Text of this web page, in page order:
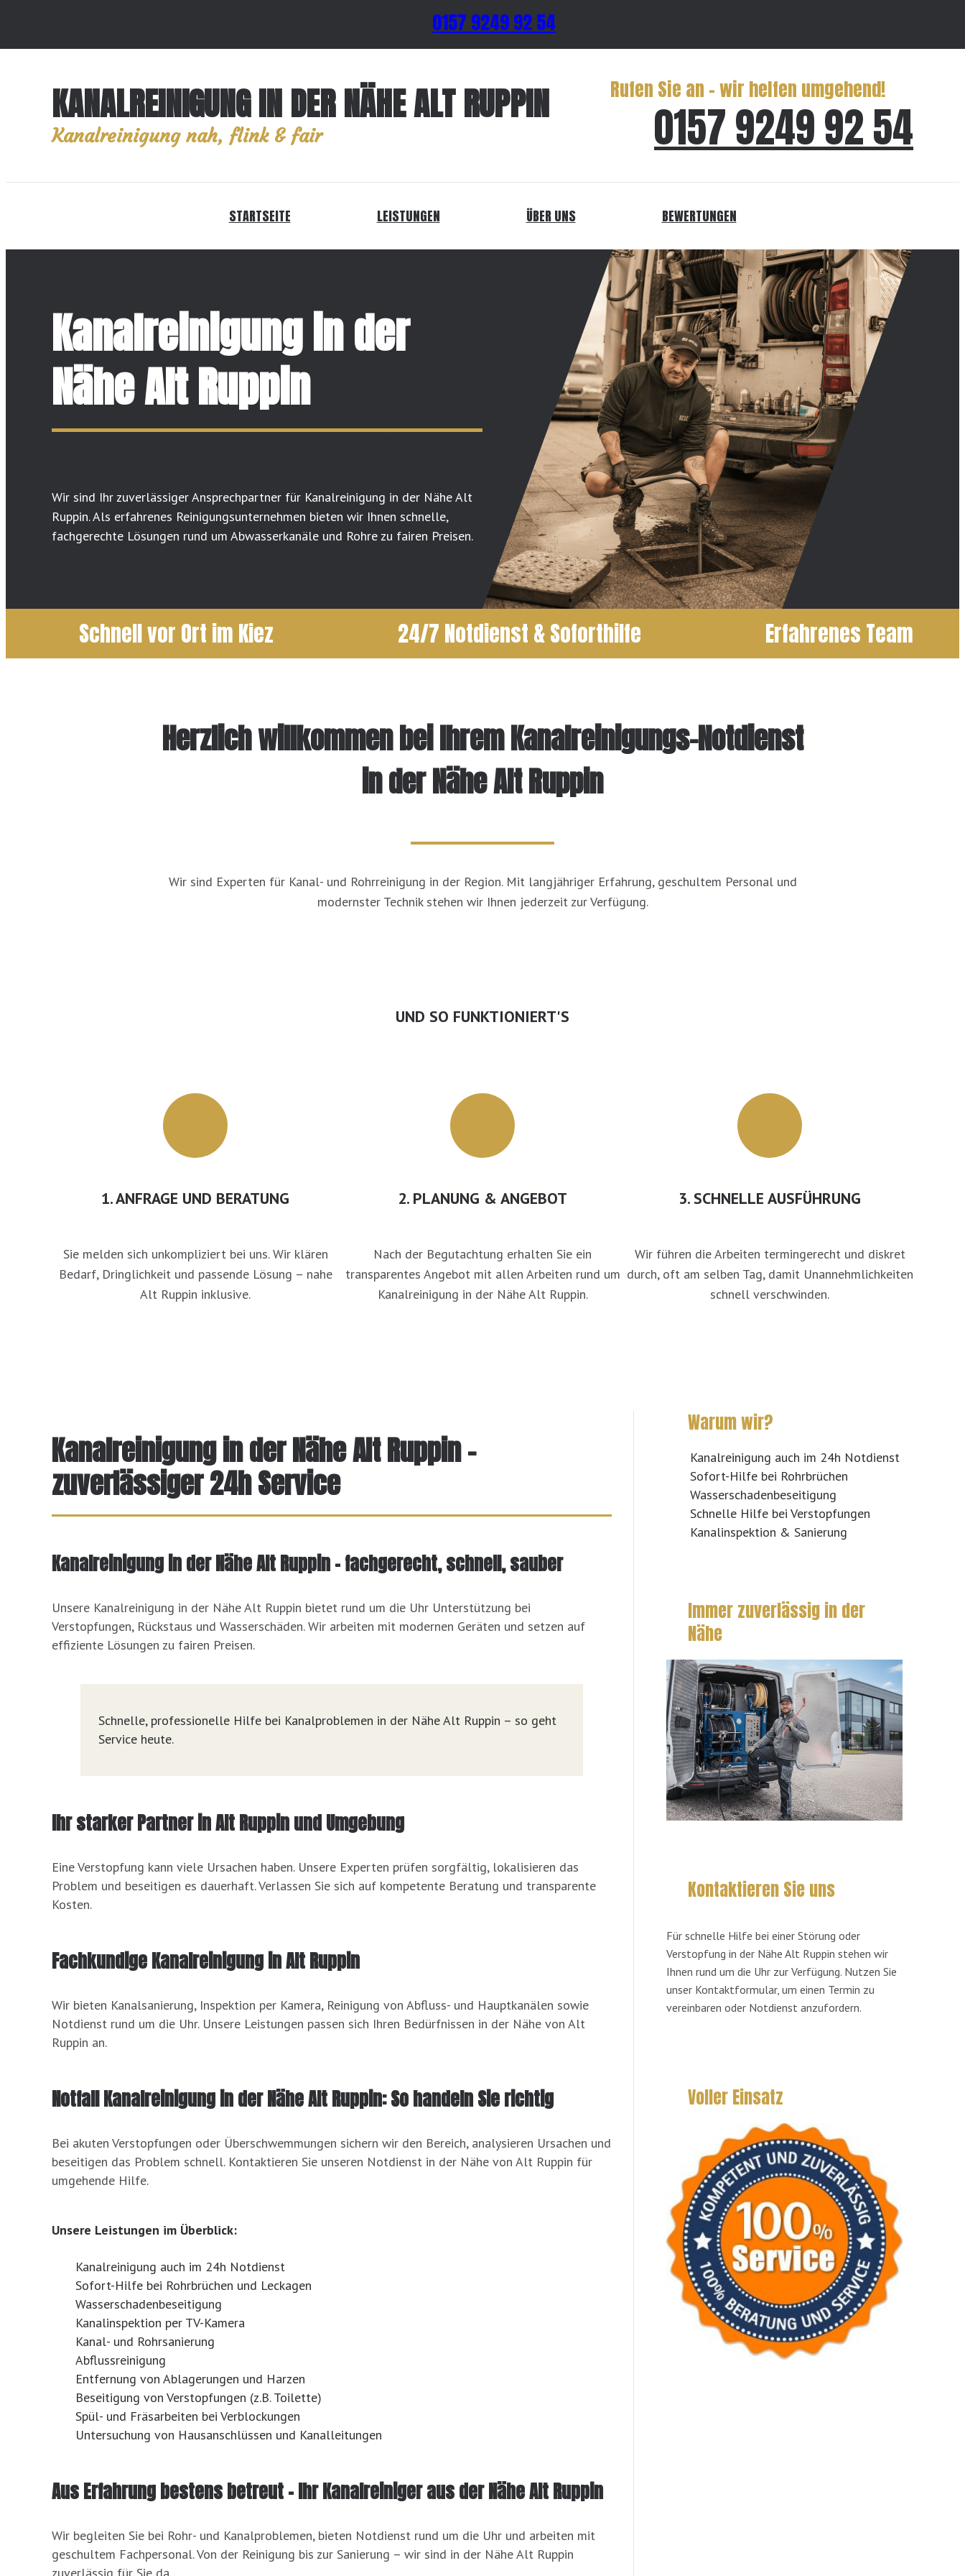
0157 9249 92 54
KANALREINIGUNG IN DER NÄHE ALT RUPPIN
Kanalreinigung nah, flink & fair
Rufen Sie an – wir helfen umgehend!
0157 9249 92 54
STARTSEITE LEISTUNGEN ÜBER UNS BEWERTUNGEN
Kanalreinigung in der
Nähe Alt Ruppin
Wir sind Ihr zuverlässiger Ansprechpartner für Kanalreinigung in der Nähe Alt
Ruppin. Als erfahrenes Reinigungsunternehmen bieten wir Ihnen schnelle,
fachgerechte Lösungen rund um Abwasserkanäle und Rohre zu fairen Preisen.
Schnell vor Ort im Kiez 24/7 Notdienst & Soforthilfe Erfahrenes Team
Herzlich willkommen bei Ihrem Kanalreinigungs-Notdienst
in der Nähe Alt Ruppin
Wir sind Experten für Kanal- und Rohrreinigung in der Region. Mit langjähriger Erfahrung, geschultem Personal und
modernster Technik stehen wir Ihnen jederzeit zur Verfügung.
UND SO FUNKTIONIERT'S
1. ANFRAGE UND BERATUNG
Sie melden sich unkompliziert bei uns. Wir klären
Bedarf, Dringlichkeit und passende Lösung – nahe
Alt Ruppin inklusive.
2. PLANUNG & ANGEBOT
Nach der Begutachtung erhalten Sie ein
transparentes Angebot mit allen Arbeiten rund um
Kanalreinigung in der Nähe Alt Ruppin.
3. SCHNELLE AUSFÜHRUNG
Wir führen die Arbeiten termingerecht und diskret
durch, oft am selben Tag, damit Unannehmlichkeiten
schnell verschwinden.
Kanalreinigung in der Nähe Alt Ruppin –
zuverlässiger 24h Service
Kanalreinigung in der Nähe Alt Ruppin – fachgerecht, schnell, sauber
Unsere Kanalreinigung in der Nähe Alt Ruppin bietet rund um die Uhr Unterstützung bei
Verstopfungen, Rückstaus und Wasserschäden. Wir arbeiten mit modernen Geräten und setzen auf
effiziente Lösungen zu fairen Preisen.
Schnelle, professionelle Hilfe bei Kanalproblemen in der Nähe Alt Ruppin – so geht
Service heute.
Ihr starker Partner in Alt Ruppin und Umgebung
Eine Verstopfung kann viele Ursachen haben. Unsere Experten prüfen sorgfältig, lokalisieren das
Problem und beseitigen es dauerhaft. Verlassen Sie sich auf kompetente Beratung und transparente
Kosten.
Fachkundige Kanalreinigung in Alt Ruppin
Wir bieten Kanalsanierung, Inspektion per Kamera, Reinigung von Abfluss- und Hauptkanälen sowie
Notdienst rund um die Uhr. Unsere Leistungen passen sich Ihren Bedürfnissen in der Nähe von Alt
Ruppin an.
Notfall Kanalreinigung in der Nähe Alt Ruppin: So handeln Sie richtig
Bei akuten Verstopfungen oder Überschwemmungen sichern wir den Bereich, analysieren Ursachen und
beseitigen das Problem schnell. Kontaktieren Sie unseren Notdienst in der Nähe von Alt Ruppin für
umgehende Hilfe.
Unsere Leistungen im Überblick:
Kanalreinigung auch im 24h Notdienst
Sofort-Hilfe bei Rohrbrüchen und Leckagen
Wasserschadenbeseitigung
Kanalinspektion per TV-Kamera
Kanal- und Rohrsanierung
Abflussreinigung
Entfernung von Ablagerungen und Harzen
Beseitigung von Verstopfungen (z.B. Toilette)
Spül- und Fräsarbeiten bei Verblockungen
Untersuchung von Hausanschlüssen und Kanalleitungen
Aus Erfahrung bestens betreut – Ihr Kanalreiniger aus der Nähe Alt Ruppin
Wir begleiten Sie bei Rohr- und Kanalproblemen, bieten Notdienst rund um die Uhr und arbeiten mit
geschultem Fachpersonal. Von der Reinigung bis zur Sanierung – wir sind in der Nähe Alt Ruppin
zuverlässig für Sie da.
Warum wir?
Kanalreinigung auch im 24h Notdienst
Sofort-Hilfe bei Rohrbrüchen
Wasserschadenbeseitigung
Schnelle Hilfe bei Verstopfungen
Kanalinspektion & Sanierung
Immer zuverlässig in der
Nähe
Kontaktieren Sie uns
Für schnelle Hilfe bei einer Störung oder
Verstopfung in der Nähe Alt Ruppin stehen wir
Ihnen rund um die Uhr zur Verfügung. Nutzen Sie
unser Kontaktformular, um einen Termin zu
vereinbaren oder Notdienst anzufordern.
Voller Einsatz